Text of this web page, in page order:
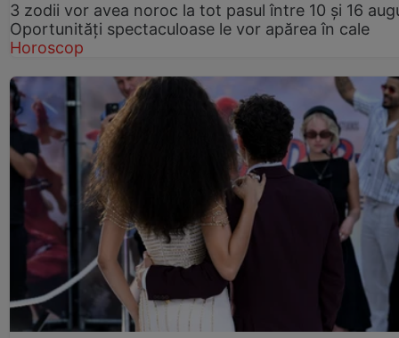
3 zodii vor avea noroc la tot pasul între 10 și 16
Oportunități spectaculoase le vor apărea în cale
Horoscop